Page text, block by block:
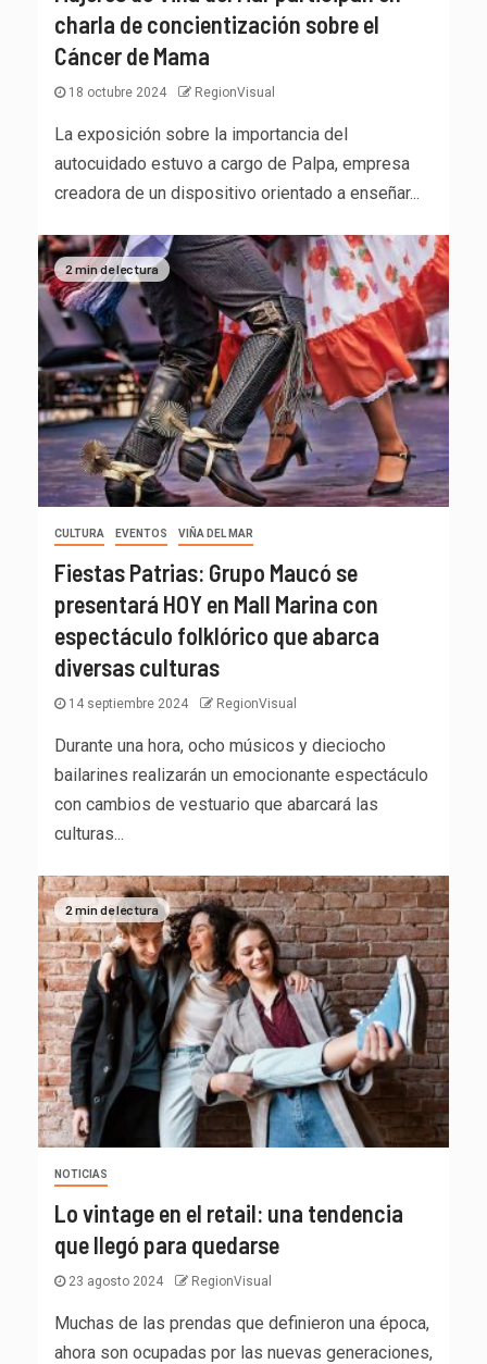
charla de concientización sobre el
Cáncer de Mama
18 octubre 2024 RegionVisual
La exposición sobre la importancia del
autocuidado estuvo a cargo de Palpa, empresa
creadora de un dispositivo orientado a enseñar...
2 min de lectura
CULTURA EVENTOS VIÑA DEL MAR
Fiestas Patrias: Grupo Maucó se
presentará HOY en Mall Marina con
espectáculo folklórico que abarca
diversas culturas
14 septiembre 2024 RegionVisual
Durante una hora, ocho músicos y dieciocho
bailarines realizarán un emocionante espectáculo
con cambios de vestuario que abarcará las
culturas...
2 min de lectura
NOTICIAS
Lo vintage en el retail: una tendencia
que llegó para quedarse
23 agosto 2024 RegionVisual
Muchas de las prendas que definieron una época,
ahora son ocupadas por las nuevas generaciones,